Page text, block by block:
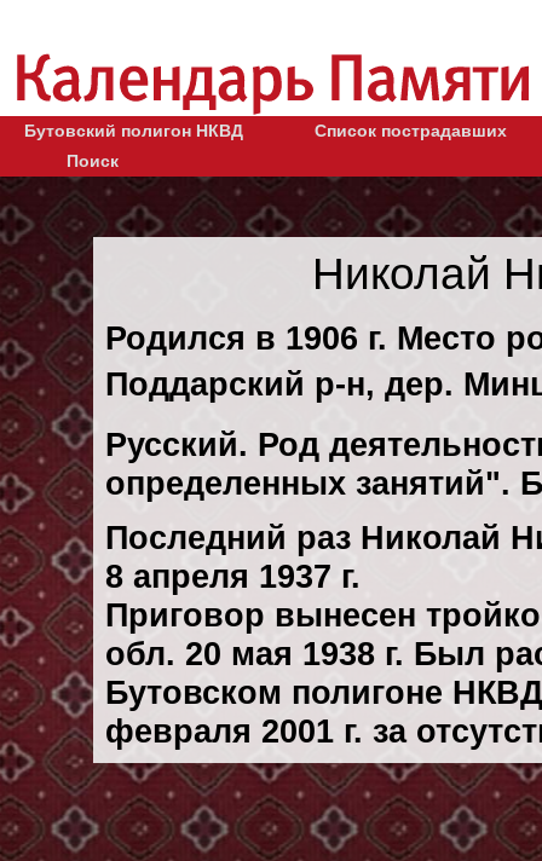
Бутовский полигон НКВД
Список пострадавших
Поиск
Николай
Родился в 1906 г. Место
Поддарский р-н, дер.
Русский. Род
определенных занятий".
Последний раз Николай
8 апреля 1937 г.
Приговор вынесен
обл. 20 мая 1938 г. Был
Бутовском полигоне
февраля 2001 г. за